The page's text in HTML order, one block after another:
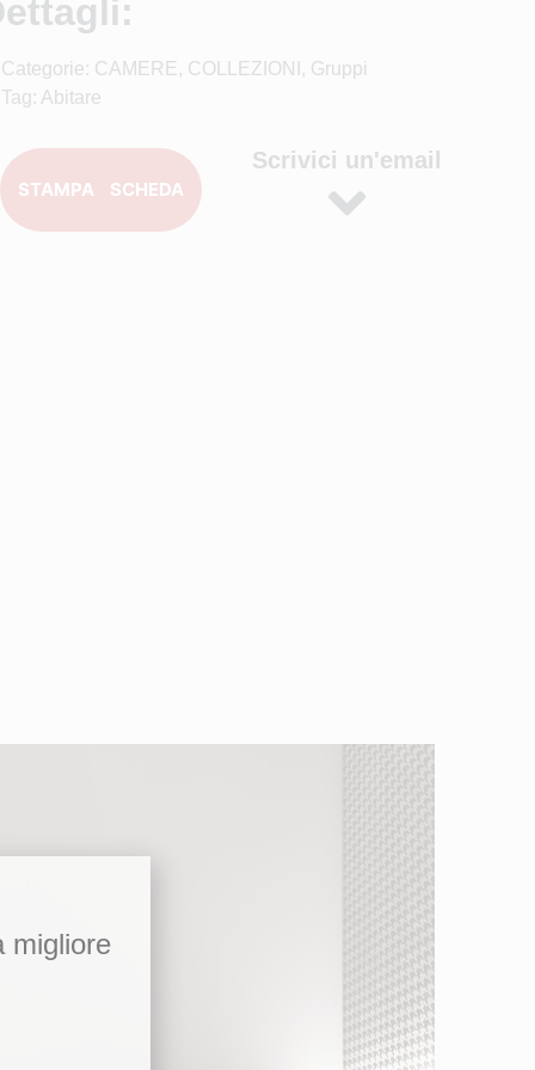
Categorie: CAMERE , COLLEZIONI , Gruppi
Tag: Abitare
STAMPA SCHEDA
Scrivici un'email
migliore